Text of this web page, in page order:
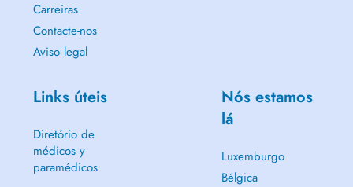
Carreiras
Contacte-nos
Aviso legal
Links úteis
Diretório de
médicos y
paramédicos
Nós estamos
lá
Luxemburgo
Bélgica